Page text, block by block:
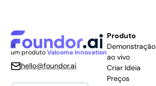
um produtoValcome Innovation
hello@foundor.ai
Produto
Demonstração
ao vivo
Criar Ideia
Preços